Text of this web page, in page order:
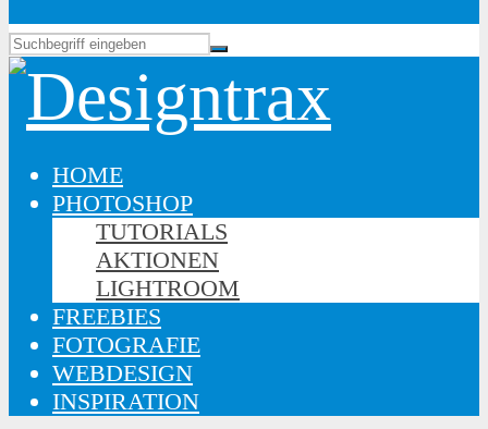
HOME
PHOTOSHOP
TUTORIALS
AKTIONEN
LIGHTROOM
FREEBIES
FOTOGRAFIE
WEBDESIGN
INSPIRATION